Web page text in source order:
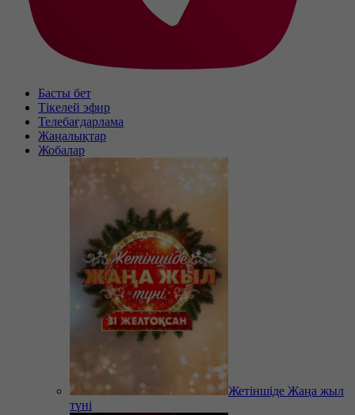
Басты бет
Тікелей эфир
Телебағдарлама
Жаңалықтар
Жобалар
Жетіншіде Жаңа жыл
түні